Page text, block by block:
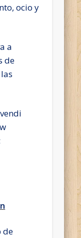
ocio y
a
de
de